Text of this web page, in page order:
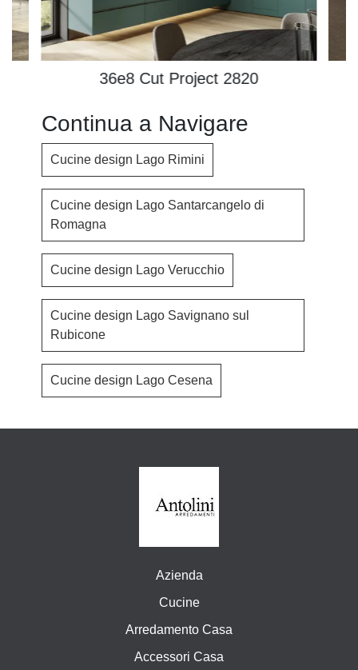
36e8 Cut Project 2820
Continua a Navigare
Cucine design Lago Rimini
Cucine design Lago Santarcangelo di
Romagna
Cucine design Lago Verucchio
Cucine design Lago Savignano sul
Rubicone
Cucine design Lago Cesena
Azienda
Cucine
Arredamento Casa
Accessori Casa